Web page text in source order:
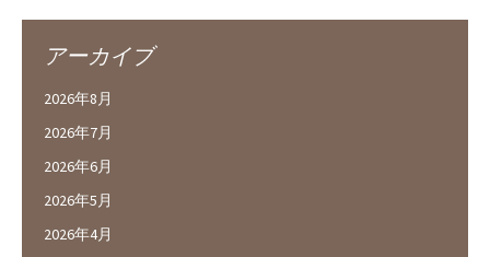
アーカイブ
2026年8月
2026年7月
2026年6月
2026年5月
2026年4月